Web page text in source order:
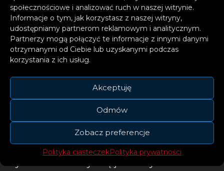
społecznościowe i analizować ruch w naszej witrynie.
Informacje o tym, jak korzystasz z naszej witryny,
udostępniamy partnerom reklamowym i analitycznym.
Partnerzy mogą połączyć te informacje z innymi danymi
otrzymanymi od Ciebie lub uzyskanymi podczas
korzystania z ich usług.
Akceptuję
Odmów
Zobacz preferencje
Polityka ciasteczekPolityka prywatności
Pomimo krótkiej kariery Alessandra zdążyła